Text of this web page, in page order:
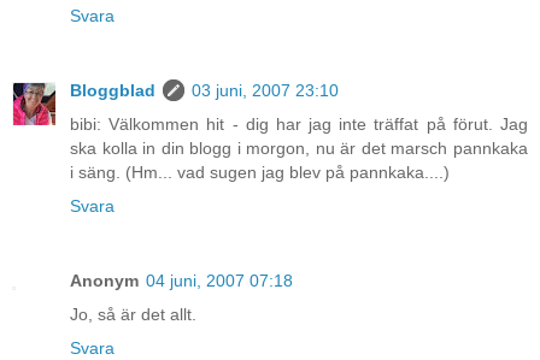
Svara
Bloggblad
03 juni, 2007 23:10
bibi: Välkommen hit - dig har jag inte träffat på förut. Jag
ska kolla in din blogg i morgon, nu är det marsch pannkaka
i säng. (Hm... vad sugen jag blev på pannkaka....)
Svara
Anonym 04 juni, 2007 07:18
Jo, så är det allt.
Svara